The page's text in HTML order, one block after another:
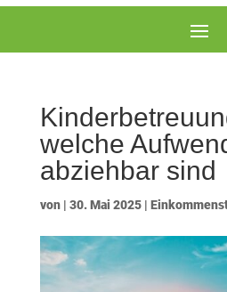
welche
abziehbar sind
von | 30. Mai 2025|